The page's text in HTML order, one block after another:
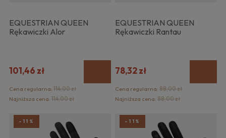
EQUESTRIAN QUEEN
Rękawiczki Alor
101,46 zł
Cena regularna: 114,00 zł
Najniższa cena: 114,00 zł
EQUESTRIAN QUEEN
Rękawiczki Rantau
78,32 zł
Cena regularna:88,00 zł
Najniższa cena:88,00 zł
-11% -11%